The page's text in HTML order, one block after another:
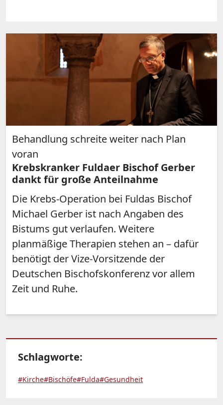
Behandlung schreite weiter nach Plan
voran
Krebskranker Fuldaer Bischof Gerber
dankt für große Anteilnahme
Die Krebs-Operation bei Fuldas Bischof
Michael Gerber ist nach Angaben des
Bistums gut verlaufen. Weitere
planmäßige Therapien stehen an – dafür
benötigt der Vize-Vorsitzende der
Deutschen Bischofskonferenz vor allem
Zeit und Ruhe.
Schlagworte:
#Kirche#Bischöfe#Fulda#Gesundheit